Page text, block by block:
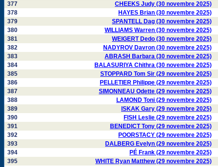
377
CHEEKS Judy (30 novembre 2025)
378
HAYES Brian (30 novembre 2025)
379
SPANTELL Dag (30 novembre 2025)
380
WILLIAMS Warren (30 novembre 2025)
381
WEIGERT Dedo (30 novembre 2025)
382
NADYROV Davron (30 novembre 2025)
383
ABRASH Barbara (30 novembre 2025)
384
BALASURIYA Chithra (30 novembre 2025)
385
STOPPARD Tom Sir (29 novembre 2025)
386
PELLETIER Philippe (29 novembre 2025)
387
SIMONNEAU Odette (29 novembre 2025)
388
LAMOND Toni (29 novembre 2025)
389
ISKAK Gary (29 novembre 2025)
390
FISH Leslie (29 novembre 2025)
391
BENEDICT Tony (29 novembre 2025)
392
POORSTACY (29 novembre 2025)
393
DALBERG Evelyn (29 novembre 2025)
394
PÉ Frank (29 novembre 2025)
395
WHITE Ryan Matthew (29 novembre 2025)